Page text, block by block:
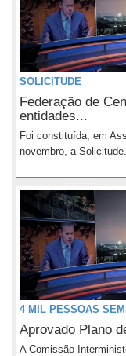
SOLICITUDE
Federação de
entidades...
Foi constituída, em
novembro, a
4 MIL PESSOAS
Aprovado Plano
A Comissão